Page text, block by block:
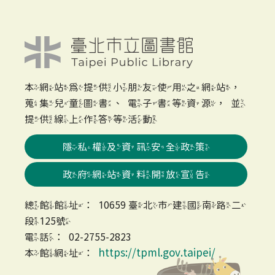
本網站為提供小朋友使用之網站，
蒐集兒童圖書、電子書等資源，並
提供線上作答等活動
隱私權及資訊安全政策
政府網站資料開放宣告
總館館址：10659 臺北市建國南路二
段125號
電話：02-2755-2823
本館網址：
https://tpml.gov.taipei/